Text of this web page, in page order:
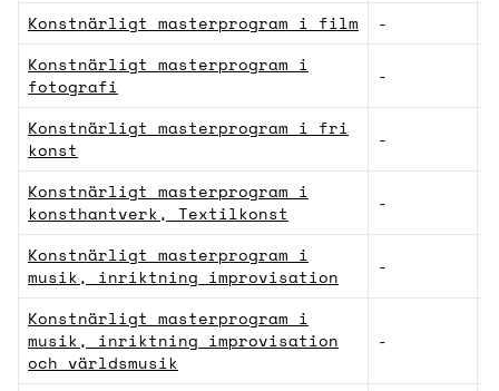
Konstnärligt masterprogram i film -
Konstnärligt masterprogram i
fotografi
-
Konstnärligt masterprogram i fri
konst
-
Konstnärligt masterprogram i
konsthantverk, Textilkonst
-
Konstnärligt masterprogram i
musik, inriktning improvisation
-
Konstnärligt masterprogram i
musik, inriktning improvisation
och världsmusik
-